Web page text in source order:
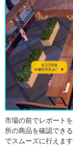
市場の前でレポート
所の商品を確認でき
でスムーズに行えます